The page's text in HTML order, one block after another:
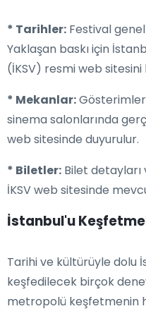
* Tarihler: Festival
Yaklaşan baskı için
(İKSV) resmi web
* Mekanlar:
sinema salonlarında
web sitesinde duyurulur.
* Biletler: Bilet
İKSV web sitesinde
İstanbul'u
Tarihi ve kültürüyle dolu
keşfedilecek birçok
metropolü keşfetmenin